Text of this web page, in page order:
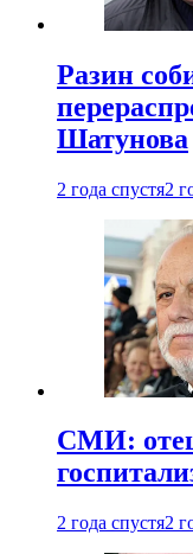
Разин
Шатунова
2 года спустя2
СМИ:
2 года спустя2